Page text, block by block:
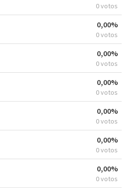
0 votos
0,00%
0 votos
0,00%
0 votos
0,00%
0 votos
0,00%
0 votos
0,00%
0 votos
0,00%
0 votos